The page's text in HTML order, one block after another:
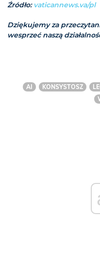
Źródło:vaticannews.va/pl
Dziękujemy za
wesprzeć naszą
AI KONSYSTOSZ